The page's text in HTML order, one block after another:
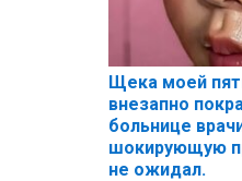
Щека моей
внезапно
больнице
шокирующую
не ожидал.